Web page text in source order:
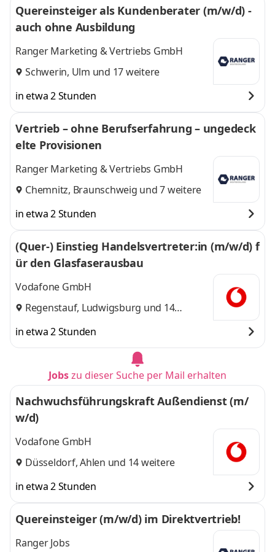
Quereinsteiger als Kundenberater (m/w/d) -
auch ohne Ausbildung
Ranger Marketing & Vertriebs GmbH
Schwerin, Ulm und 17 weitere
in etwa 2 Stunden
Vertrieb – ohne Berufserfahrung – ungedeck
elte Provisionen
Ranger Marketing & Vertriebs GmbH
Chemnitz, Braunschweig und 7 weitere
in etwa 2 Stunden
(Quer-) Einstieg Handelsvertreter:in (m/w/d) f
ür den Glasfaserausbau
Vodafone GmbH
Regenstauf, Ludwigsburg und 14
in etwa 2 Stunden
Jobszu dieser Suche per Mail erhalten
Nachwuchsführungskraft Außendienst (m/
w/d)
Vodafone GmbH
Düsseldorf,Ahlen und 14 weitere
in etwa 2 Stunden
Quereinsteiger (m/w/d) im Direktvertrieb!
Ranger Jobs